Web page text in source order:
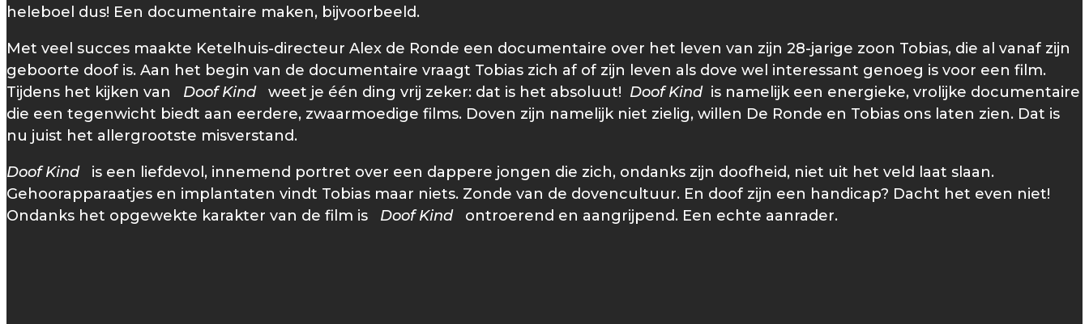
heleboel dus! Een documentaire maken, bijvoorbeeld.
Met veel succes maakte Ketelhuis-directeur Alex de Ronde een documentaire over het leven van zijn 28-jarige zoon Tobias, die al vanaf zijn
geboorte doof is. Aan het begin van de documentaire vraagt Tobias zich af of zijn leven als dove wel interessant genoeg is voor een film.
Tijdens het kijken van Doof Kindweet je één ding vrij zeker: dat is het absoluut! Doof Kindis namelijk een energieke, vrolijke documentaire
die een tegenwicht biedt aan eerdere, zwaarmoedige films. Doven zijn namelijk niet zielig, willen De Ronde en Tobias ons laten zien. Dat is
nu juist het allergrootste misverstand.
Doof Kindis een liefdevol, innemend portret over een dappere jongen die zich, ondanks zijn doofheid, niet uit het veld laat slaan.
Gehoorapparaatjes en implantaten vindt Tobias maar niets. Zonde van de dovencultuur. En doof zijn een handicap? Dacht het even niet!
Ondanks het opgewekte karakter van de film is Doof Kindontroerend en aangrijpend. Een echte aanrader.